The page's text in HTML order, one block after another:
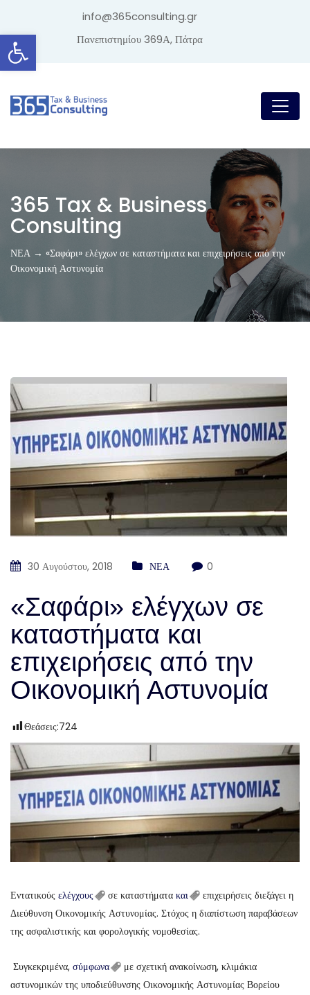
Ανοίξτε τη γραμμή εργαλείων
info@365consulting.gr
Πανεπιστημίου 369Α, Πάτρα
365 Tax & Business
Consulting
ΝΕΑ → «Σαφάρι» ελέγχων σε καταστήματα και επιχειρήσεις από την
Οικονομική Αστυνομία
30 Αυγούστου, 2018 ΝΕΑ 0
«Σαφάρι» ελέγχων σε
καταστήματα και
επιχειρήσεις από την
Οικονομική Αστυνομία
Θεάσεις:724
Εντατικούς ελέγχους σε καταστήματα και
επιχειρήσεις διεξάγει η
Διεύθυνση Οικονομικής Αστυνομίας. Στόχος η διαπίστωση παραβάσεων
της ασφαλιστικής και φορολογικής νομοθεσίας.
Συγκεκριμένα, σύμφωνα
με σχετική ανακοίνωση, κλιμάκια
αστυνομικών της υποδιεύθυνσης Οικονομικής Αστυνομίας Βορείου